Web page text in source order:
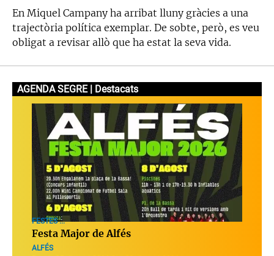
En Miquel Campany ha arribat lluny gràcies a una
trajectòria política exemplar. De sobte, però, es veu
obligat a revisar allò que ha estat la seva vida.
AGENDA SEGRE | Destacats
FESTES ...
Festa Major de Alfés
ALFÉS